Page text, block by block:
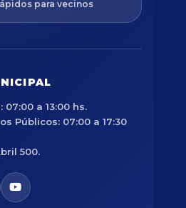
para vecinos
a 13:00 hs.
Públicos: 07:00 a 17:30
500.